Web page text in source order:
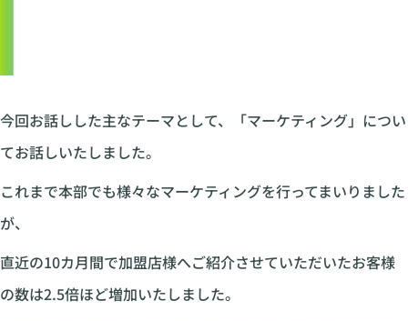
今回お話しした主なテーマとして、「マーケティング」につい
てお話しいたしました。
これまで本部でも様々なマーケティングを行ってまいりました
が、
直近の10カ月間で加盟店様へご紹介させていただいたお客様
の数は2.5倍ほど増加いたしました。